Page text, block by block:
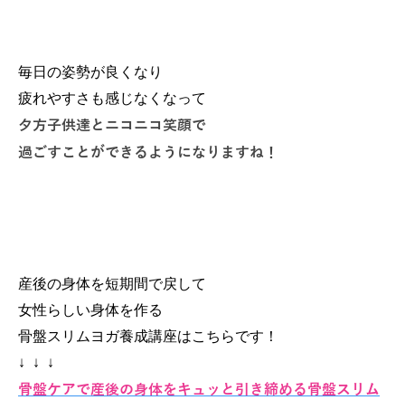
毎日の姿勢が良くなり
疲れやすさも感じなくなって
夕方子供達とニコニコ笑顔で
過ごすことができるようになりますね！
産後の身体を短期間で戻して
女性らしい身体を作る
骨盤スリムヨガ養成講座はこちらです！
↓ ↓ ↓
骨盤ケアで産後の身体をキュッと引き締める骨盤スリム